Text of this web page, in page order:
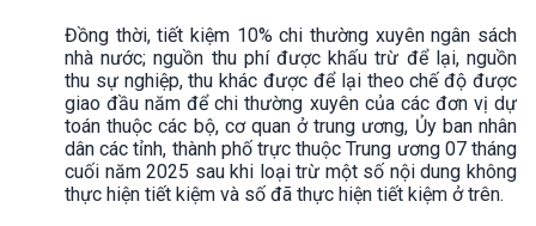
Đồng thời, tiết kiệm 10% chi thường xuyên ngân sách
nhà nước; nguồn thu phí được khấu trừ để lại, nguồn
thu sự nghiệp, thu khác được để lại theo chế độ được
giao đầu năm để chi thường xuyên của các đơn vị dự
toán thuộc các bộ, cơ quan ở trung ương, Ủy ban nhân
dân các tỉnh, thành phố trực thuộc Trung ương 07 tháng
cuối năm 2025 sau khi loại trừ một số nội dung không
thực hiện tiết kiệm và số đã thực hiện tiết kiệm ở trên.